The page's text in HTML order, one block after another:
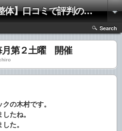
評判の「きむらけんゆう整体院」
Search
第２土曜 開催
の木村です。
たね。
た。